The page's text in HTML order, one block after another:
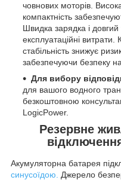
човнових моторів.
компактність
Швидка зарядка і
експлуатаційні витрати.
стабільність знижує
забезпечуючи безпеку на
Для вибору
для вашого водного
безкоштовною
LogicPower.
Резервне
Акумуляторна батарея
синусоїдою.
Джерело